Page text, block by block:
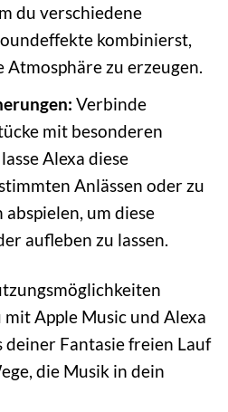
du verschiedene
kombinierst,
zu erzeugen.
Verbinde
mit besonderen
Alexa diese
Anlässen oder zu
um diese
aufleben zu lassen.
Apple Music und Alexa
deiner Fantasie freien Lauf
die Musik in dein